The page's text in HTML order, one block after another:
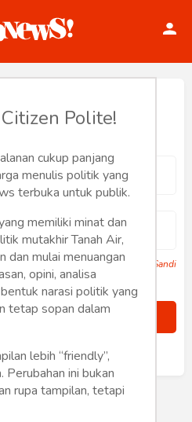
back.
Lupa Sandi
Akun Baru
Polite!
cukup panjang
menulis politik yang
terbuka untuk publik.
memiliki minat dan
mutakhir Tanah Air,
dan mulai menuangan
opini, analisa
narasi politik yang
tetap sopan dalam
lebih “friendly”,
ini bukan
rupa tampilan, tetapi